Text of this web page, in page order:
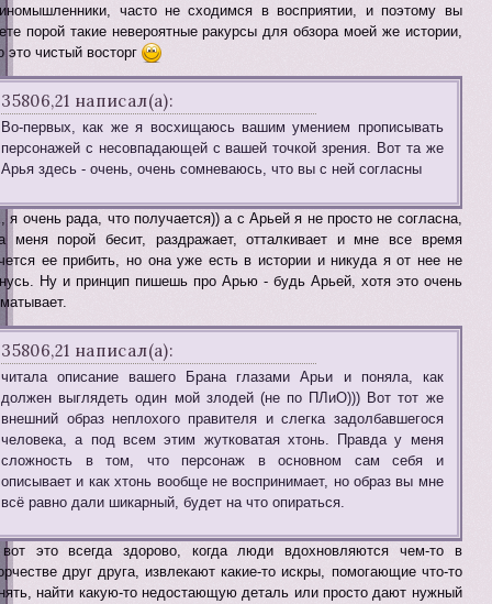
часто не сходимся в восприятии, и поэтому вы
порой такие невероятные ракурсы для обзора моей же истории,
это чистый восторг
35806,21 написал(а):
Во-первых, как же я восхищаюсь вашим умением прописывать
персонажей с несовпадающей с вашей точкой зрения. Вот та же
Арья здесь - очень, очень сомневаюсь, что вы с ней согласны
я очень рада, что получается)) а с Арьей я не просто не согласна,
меня порой бесит, раздражает, отталкивает и мне все время
ее прибить, но она уже есть в истории и никуда я от нее не
Ну и принцип пишешь про Арью - будь Арьей, хотя это очень
35806,21 написал(а):
читала описание вашего Брана глазами Арьи и поняла, как
должен выглядеть один мой злодей (не по ПЛиО))) Вот тот же
внешний образ неплохого правителя и слегка задолбавшегося
человека, а под всем этим жутковатая хтонь. Правда у меня
сложность в том, что персонаж в основном сам себя и
описывает и как хтонь вообще не воспринимает, но образ вы мне
всё равно дали шикарный, будет на что опираться.
это всегда здорово, когда люди вдохновляются чем-то в
друг друга, извлекают какие-то искры, помогающие что-то
найти какую-то недостающую деталь или просто дают нужный